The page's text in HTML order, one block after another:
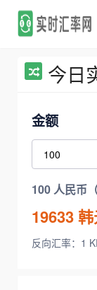
今日
金额
100 人民币
19633韩
反向汇率：1